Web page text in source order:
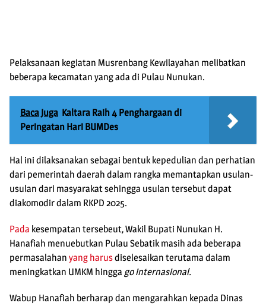
Pelaksanaan kegiatan Musrenbang Kewilayahan melibatkan
beberapa kecamatan yang ada di Pulau Nunukan.
Baca Juga Kaltara Raih 4 Penghargaan di
Peringatan Hari BUMDes
Hal ini dilaksanakan sebagai bentuk kepedulian dan perhatian
dari pemerintah daerah dalam rangka memantapkan usulan-
usulan dari masyarakat sehingga usulan tersebut dapat
diakomodir dalam RKPD 2025.
Pada kesempatan tersebeut, Wakil Bupati Nunukan H.
Hanafiah menuebutkan Pulau Sebatik masih ada beberapa
permasalahan yang harusdiselesaikan terutama dalam
meningkatkan UMKM hingga go internasional.
Wabup Hanafiah berharap dan mengarahkan kepada Dinas